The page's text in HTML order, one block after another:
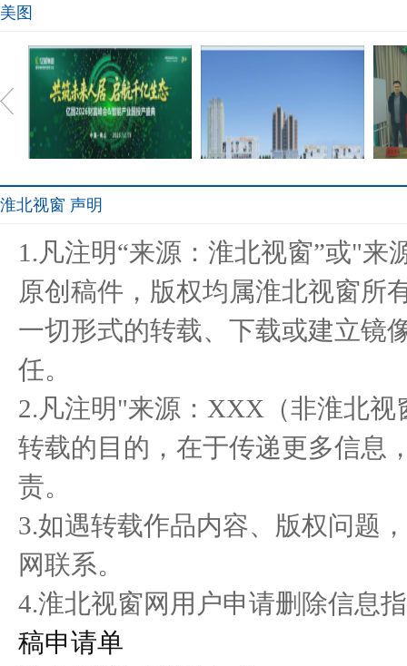
美图
态 亿
之家
癌症，不再是绝症——来自
淮北视窗 声明
1.凡注明“来源：淮北视窗”或"
原创稿件，版权均属淮北视窗所
一切形式的转载、下载或建立镜
任。
2.凡注明"来源：XXX（非淮北
转载的目的，在于传递更多信息
责。
3.如遇转载作品内容、版权问题
网联系。
4.淮北视窗网用户申请删除信息
稿申请单